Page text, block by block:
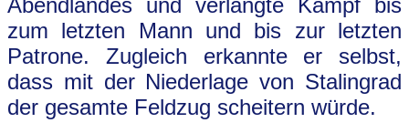
zum letzten Mann und bis zur letzten
Patrone. Zugleich erkannte er selbst,
dass mit der Niederlage von Stalingrad
der gesamte Feldzug scheitern würde.